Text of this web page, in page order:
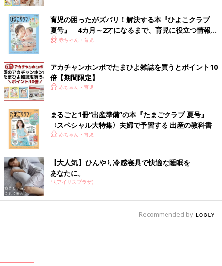
値段は税込700円以下だったというから驚き！かわいいだけでは
なくプチプラなところも人気の理由だそう。サイズ違いで買っ
て、きょうだいでリンクコーデをするという方もいるようです
よ。何枚買ってもお財布に優しいのも嬉しいですね。
好きすぎて「追いペッツ」するママも！きょうだい
でおそろいも♪
育児の困ったがズバリ！解決する本『ひよこクラブ
夏号』 4カ月～2才になるまで、育児に役立つ情報が
いっぱい！
赤ちゃん・育児
アカチャンホンポでたまひよ雑誌を買うとポイント10
倍【期間限定】
赤ちゃん・育児
まるごと1冊“出産準備”の本『たまごクラブ 夏号』
〈スペシャル大特集〉夫婦で予習する 出産の教科書
赤ちゃん・育児
【大人気】ひんやり冷感寝具で快適な睡眠を
あなたに。
PR(アイリスプラザ)
Recommended by